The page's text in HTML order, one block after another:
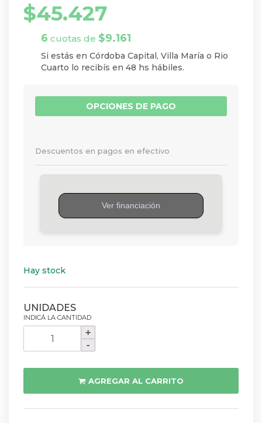
$45.427
6 cuotas de $9.161
Hay stock
Chain
AGREGAR AL CARRITO
OPCIONES DE PAGO
Descuentos en pagos en efectivo
Si estás en Córdoba Capital, Villa María o Rio
Cuarto lo recibís en 48 hs hábiles.